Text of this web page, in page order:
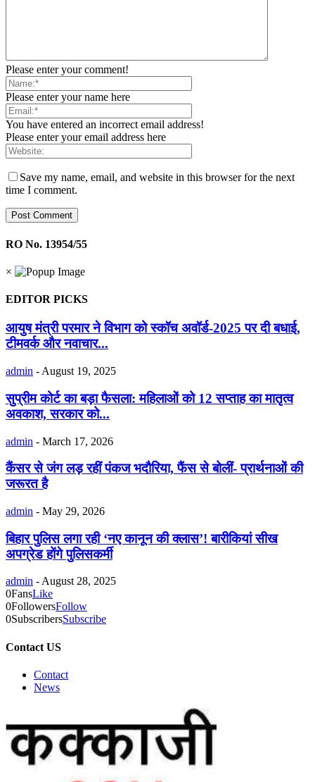
Please enter your comment!
Please enter your name here
You have entered an incorrect email address!
Please enter your email address here
Save my name, email, and website in this browser for the next
time I comment.
RO No. 13954/55
×
EDITOR PICKS
आयुष मंत्री परमार ने विभाग को स्कॉच अवॉर्ड-2025 पर दी बधाई,
टीमवर्क और नवाचार...
admin - August 19, 2025
सुप्रीम कोर्ट का बड़ा फैसला: महिलाओं को 12 सप्ताह का मातृत्व
अवकाश, सरकार को...
admin - March 17, 2026
कैंसर से जंग लड़ रहीं पंकज भदौरिया, फैंस से बोलीं- प्रार्थनाओं की
जरूरत है
admin - May 29, 2026
बिहार पुलिस लगा रही ‘नए कानून की क्लास’! बारीकियां सीख
अपग्रेड होंगे पुलिसकर्मी
admin -August 28, 2025
0FansLike
0FollowersFollow
0SubscribersSubscribe
Contact US
Contact
News